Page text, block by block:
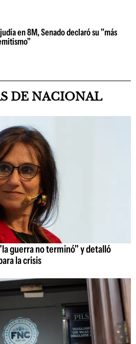
en 8M, Senado declaró su "más
DE NACIONAL
guerra no terminó" y detalló
la crisis